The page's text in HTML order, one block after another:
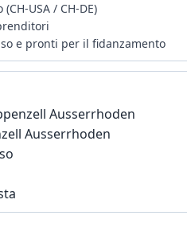
USA / CH-DE)
e pronti per il fidanzamento
Ausserrhoden
Ausserrhoden